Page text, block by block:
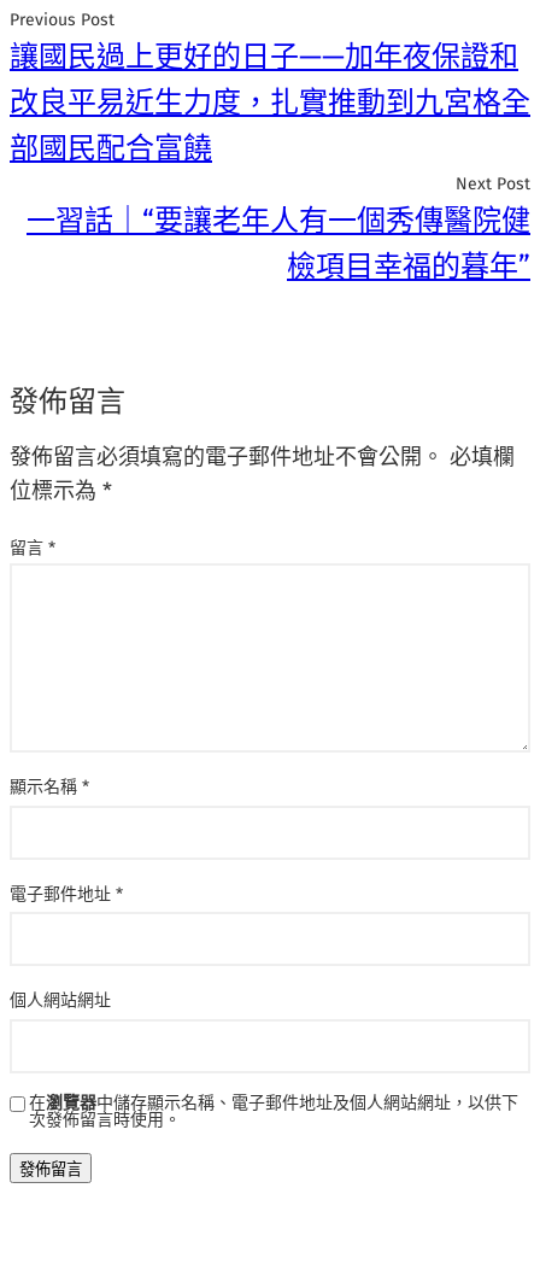
Previous Post
讓國民過上更好的日子——加年夜保證和
改良平易近生力度，扎實推動到九宮格全
部國民配合富饒
Next Post
一習話｜“要讓老年人有一個秀傳醫院健
檢項目幸福的暮年”
發佈留言
發佈留言必須填寫的電子郵件地址不會公開。 必填欄
位標示為 *
留言 *
顯示名稱 *
電子郵件地址 *
個人網站網址
在瀏覽器中儲存顯示名稱、電子郵件地址及個人網站網址，以供下
次發佈留言時使用。